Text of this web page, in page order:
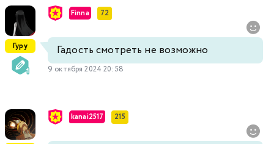
Гуру
Finnа 72
Гадость смотреть не возможно
9 октября 2024 20:58
kanai2517 215